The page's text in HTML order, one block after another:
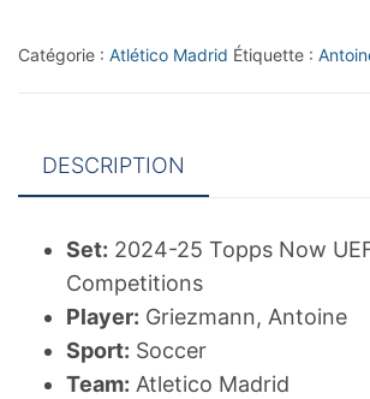
Competitions
Griezmann
Catégorie : Atlético Madrid Étiquette :
DESCRIPTION
Set: 2024-25 Topps Now
Competitions
Player: Griezmann, Antoine
Sport: Soccer
Team: Atletico Madrid